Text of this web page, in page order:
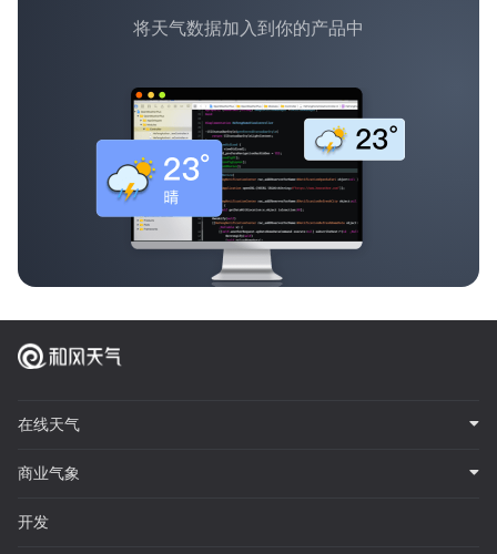
将天气数据加入到你的产品中
在线天气
商业气象
开发